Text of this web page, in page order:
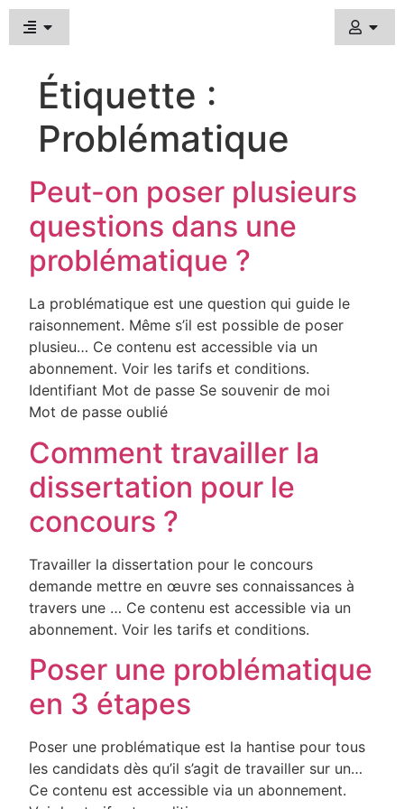
Étiquette :
Problématique
Peut-on poser plusieurs
questions dans une
problématique ?
La problématique est une question qui guide le
raisonnement. Même s’il est possible de poser
plusieu… Ce contenu est accessible via un
abonnement. Voir les tarifs et conditions.
Identifiant Mot de passe Se souvenir de moi
Mot de passe oublié
Comment travailler la
dissertation pour le
concours ?
Travailler la dissertation pour le concours
demande mettre en œuvre ses connaissances à
travers une … Ce contenu est accessible via un
abonnement. Voir les tarifs et conditions.
Poser une problématique
en 3 étapes
Poser une problématique est la hantise pour tous
les candidats dès qu’il s’agit de travailler sur un…
Ce contenu est accessible via un abonnement.